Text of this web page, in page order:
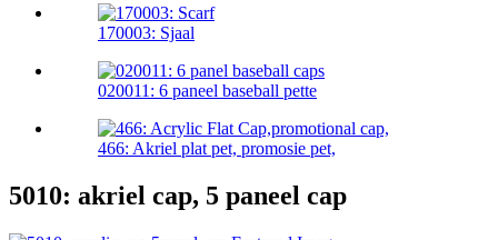
170003: Sjaal
020011: 6 paneel baseball pette
466: Akriel plat pet, promosie pet,
5010: akriel cap, 5 paneel cap